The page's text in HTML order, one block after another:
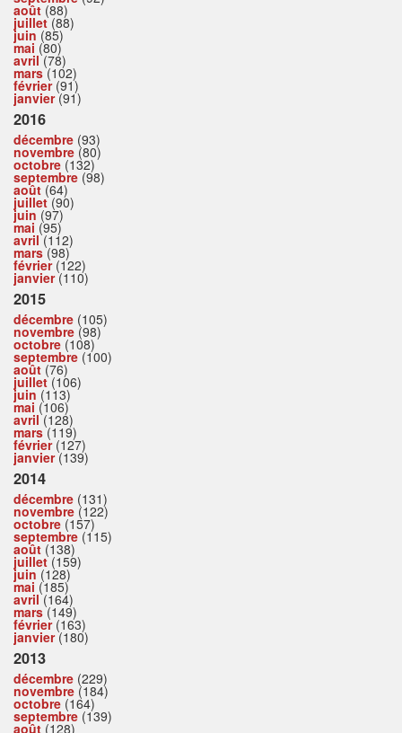
août (88)
juillet(88)
juin (85)
mai (80)
avril(78)
mars(102)
février(91)
janvier(91)
2016
décembre (93)
novembre (80)
octobre (132)
septembre (98)
août (64)
juillet(90)
juin (97)
mai (95)
avril(112)
mars(98)
février(122)
janvier(110)
2015
décembre (105)
novembre (98)
octobre (108)
septembre (100)
août (76)
juillet(106)
juin (113)
mai (106)
avril(128)
mars(119)
février(127)
janvier(139)
2014
décembre (131)
novembre (122)
octobre (157)
septembre (115)
août (138)
juillet(159)
juin (128)
mai (185)
avril(164)
mars(149)
février(163)
janvier(180)
2013
décembre (229)
novembre (184)
octobre (164)
septembre (139)
août (128)